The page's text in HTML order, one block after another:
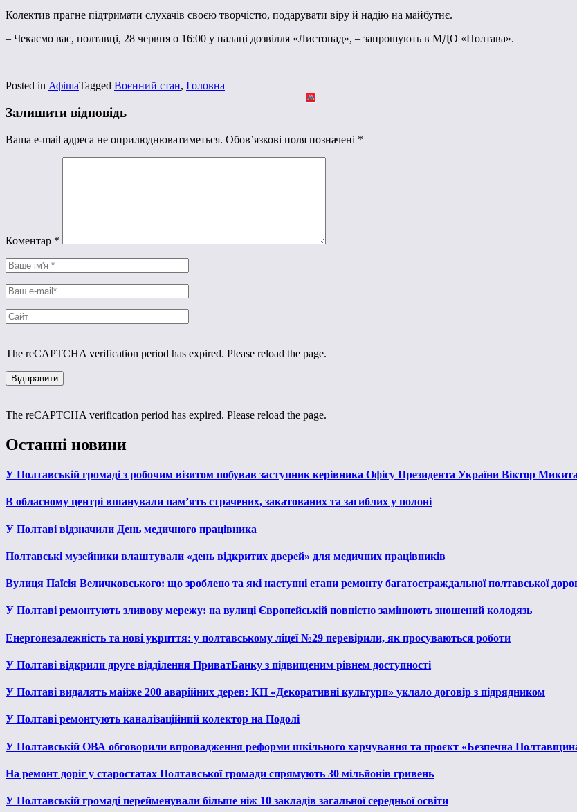
Колектив прагне підтримати слухачів своєю творчістю, подарувати віру й надію на майбутнє.
– Чекаємо вас, полтавці, 28 червня о 16:00 у палаці дозвілля «Листопад», – запрошують в МДО «Полтава».
Posted in АфішаTagged Воєнний стан, Головна
Залишити відповідь
Ваша e-mail адреса не оприлюднюватиметься. Обов’язкові поля позначені *
Коментар *
The reCAPTCHA verification period has expired. Please reload the page.
The reCAPTCHA verification period has expired. Please reload the page.
Останні новини
У Полтавській громаді з робочим візитом побував заступник керівника Офісу Президента України Віктор Микита
В обласному центрі вшанували пам’ять страчених, закатованих та загиблих у полоні
У Полтаві відзначили День медичного працівника
Полтавські музейники влаштували «день відкритих дверей» для медичних працівників
Вулиця Паїсія Величковського: що зроблено та які наступні етапи ремонту багатостраждальної полтавської
У Полтаві ремонтують зливову мережу: на вулиці Європейській повністю замінюють зношений колодязь
Енергонезалежність та нові укриття: у полтавському ліцеї №29 перевірили, як просуваються роботи
У Полтаві відкрили друге відділення ПриватБанку з підвищеним рівнем доступності
У Полтаві видалять майже 200 аварійних дерев: КП «Декоративні культури» уклало договір з підрядником
У Полтаві ремонтують каналізаційний колектор на Подолі
У Полтавській ОВА обговорили впровадження реформи шкільного харчування та проєкт «Безпечна
На ремонт доріг у старостатах Полтавської громади спрямують 30 мільйонів гривень
У Полтавській громаді перейменували більше ніж 10 закладів загальної середньої освіти